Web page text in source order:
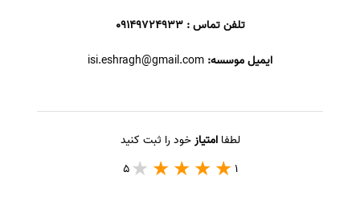
تلفن تماس : 09149724933
ایمیل موسسه: isi.eshragh@gmail.com
لطفاامتیازخود را ثبت کنید
1
5